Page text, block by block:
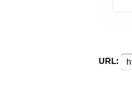
URL: